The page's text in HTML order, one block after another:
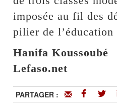
imposée au fil des
pilier de l’éducation
Hanifa Koussoubé
Lefaso.net
PARTAGER :